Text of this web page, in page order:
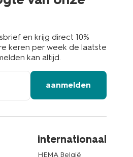
en krijg direct 10%
keren per week de laatste
kan altijd.
aanmelden
internationaal
HEMA België